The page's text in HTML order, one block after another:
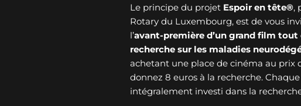
Le principe du projet Espoir en tête®,
Rotary du Luxembourg, est de vous
l’avant-première d’un grand film
recherche sur les maladies
achetant une place de cinéma au prix
donnez 8 euros à la recherche.
intégralement investi dans la